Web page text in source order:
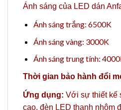
Ánh sáng của LED dán
Ánh sáng trắng: 6500K
Ánh sáng vàng: 3000K
Ánh sáng trung tính:
Thời gian bảo hành đổi
Ứng dụng: Với sự thiết kế
cao, đèn LED thanh nhôm